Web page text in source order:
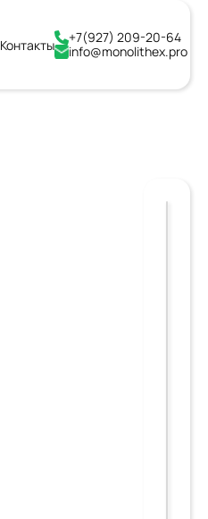
Контакты
+7(927) 209-20-64
info@monolithex.pro